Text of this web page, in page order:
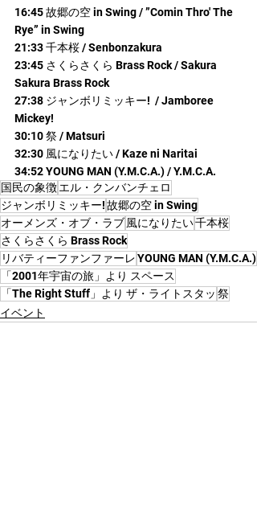
16:45 故郷の空 in Swing / ”Comin Thro' The
Rye” in Swing
21:33 千本桜 / Senbonzakura
23:45 さくらさくら Brass Rock / Sakura
Sakura Brass Rock
27:38 ジャンボリミッキー!  / Jamboree
Mickey!
30:10 祭 / Matsuri
32:30 風になりたい / Kaze ni Naritai
34:52 YOUNG MAN (Y.M.C.A.) / Y.M.C.A.
国民の象徴エル・クンバンチェロ
ジャンボリミッキー!故郷の空 in Swing
オーメンズ・オブ・ラブ風になりたい千本桜
さくらさくら Brass Rock
リバティーファンファーレYOUNG MAN (Y.M.C.A.)
「2001年宇宙の旅」より スペース
「The Right Stuff」より ザ・ライトスタッ 祭
イベント